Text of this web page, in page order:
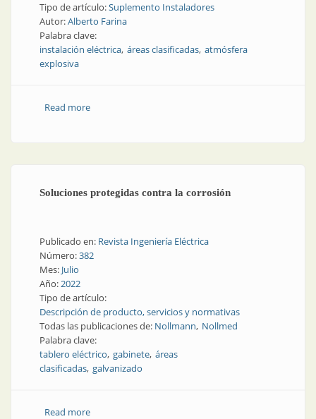
Tipo de artículo:Suplemento Instaladores
Autor:Alberto Farina
Palabra clave:
instalación eléctrica áreas clasificadas atmósfera
explosiva
Read moreabout Ambiente e instalaciones eléctricas
Soluciones protegidas contra la corrosión
Publicado en: Revista Ingeniería Eléctrica
Número:382
Mes: Julio
Año:2022
Tipo de artículo:
Descripción de producto, servicios y normativas
Todas las publicaciones de: Nollmann Nollmed
Palabra clave:
tablero eléctrico gabinete áreas
clasificadas galvanizado
Read moreabout Soluciones protegidas contra la corrosión